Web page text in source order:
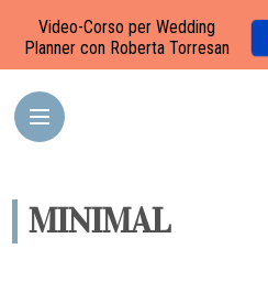
MINIMAL
Video-Corso per Wedding
Planner con Roberta Torresan